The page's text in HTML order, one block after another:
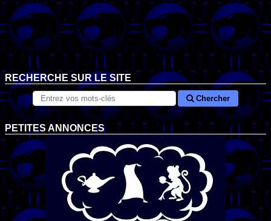
RECHERCHE SUR LE SITE
Chercher
PETITES ANNONCES